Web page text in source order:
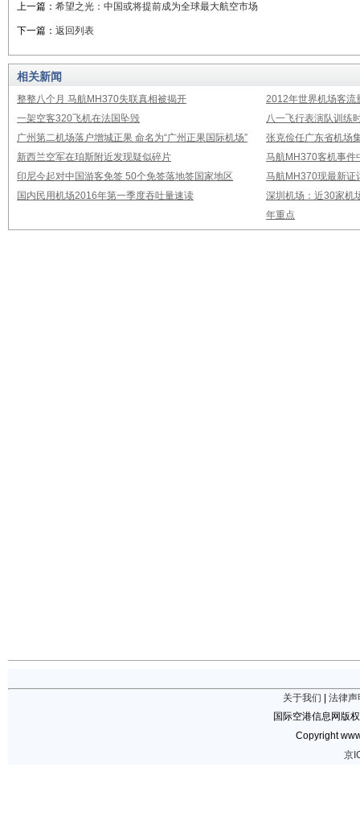
上一篇： 希望之光：中国或将提前成为全球最大航空市场
下一篇： 返回列表
相关新闻
整整八个月 马航MH370失联真相被揭开
2012年世界机场客流
一架空客320飞机在法国坠毁
八一飞行表演队训练
广州第二机场落户增城正果 命名为“广州正果国际机场”
张克俭任广东省机场
新西兰空军在珀斯附近发现疑似碎片
马航MH370客机事件
印尼今起对中国游客免签 50个免签落地签国家地区
马航MH370现最新证
国内民用机场2016年第一季度吞吐量速读
深圳机场：近30家机
年重点
关于我们
法律声
国际空港信息网版
Copyright
京